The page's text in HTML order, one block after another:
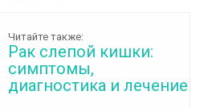
Читайте также:
Рак слепой кишки:
симптомы,
диагностика и лечение